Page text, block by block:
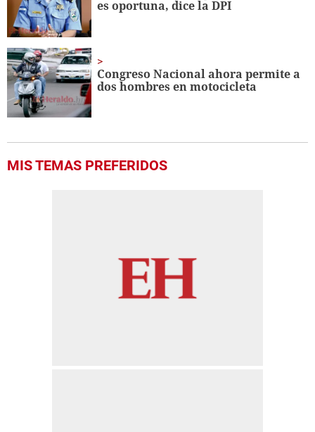
es oportuna, dice la DPI
Congreso Nacional ahora permite a
dos hombres en motocicleta
MIS TEMAS PREFERIDOS